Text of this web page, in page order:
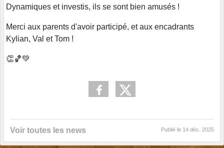
Dynamiques et investis, ils se sont bien amusés !
Merci aux parents d'avoir participé, et aux encadrants
Kylian, Val et Tom !
👏🏀💚
Voir toutes les news Publié le 14 déc. 2025